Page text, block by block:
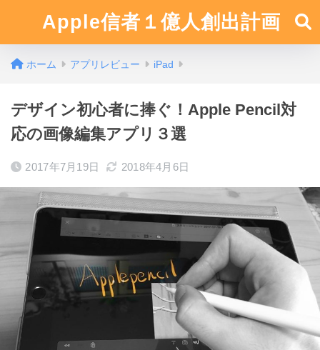
Apple信者１億人創出計画
ホーム アプリレビュー iPad
デザイン初心者に捧ぐ！Apple Pencil対
応の画像編集アプリ３選
2017年7月19日 2018年4月6日